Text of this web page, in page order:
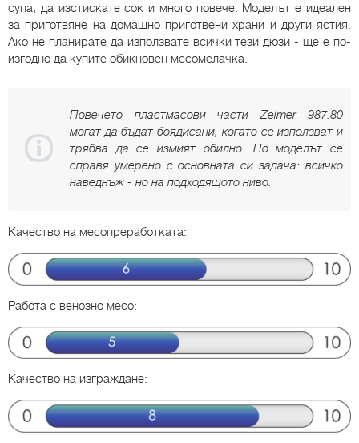
супа, да изстискате сок и много повече. Моделът е идеален
за приготвяне на домашно приготвени храни и други ястия.
Ако не планирате да използвате всички тези дюзи - ще е по-
изгодно да купите обикновен месомелачка.
Повечето пластмасови части Zelmer 987.80
могат да бъдат боядисани, когато се използват и
трябва да се измият обилно. Но моделът се
справя умерено с основната си задача: всичко
наведнъж - но на подходящото ниво.
Качество на месопреработката:
Работа с венозно месо:
Качество на изграждане: